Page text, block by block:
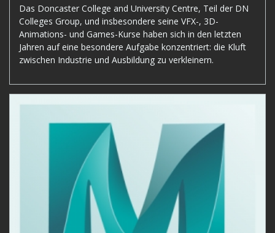
Das Doncaster College and University Centre, Teil der DN
Colleges Group, und insbesondere seine VFX-, 3D-
Animations- und Games-Kurse haben sich in den letzten
Jahren auf eine besondere Aufgabe konzentriert: die Kluft
zwischen Industrie und Ausbildung zu verkleinern.